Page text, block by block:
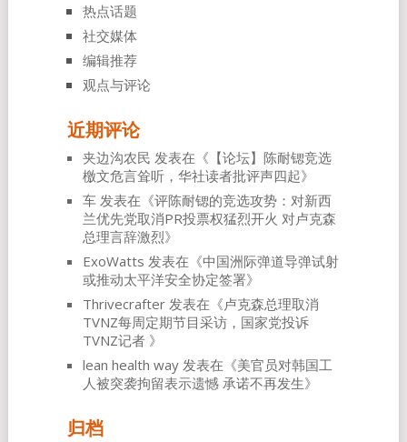
热点话题
社交媒体
编辑推荐
观点与评论
近期评论
夹边沟农民 发表在《 【论坛】陈耐锶竞选
檄文危言耸听，华社读者批评声四起》
车发表在《评陈耐锶的竞选攻势：对新西
兰优先党取消PR投票权猛烈开火 对卢克森
总理言辞激烈》
ExoWatts 发表在《中国洲际弹道导弹试射
或推动太平洋安全协定签署》
Thrivecrafter发表在《卢克森总理取消
TVNZ每周定期节目采访，国家党投诉
TVNZ记者 》
lean health way发表在《美官员对韩国工
人被突袭拘留表示遗憾 承诺不再发生》
归档